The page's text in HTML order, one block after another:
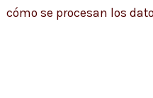
cómo se procesan los